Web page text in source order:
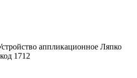
аппликационное Ляпко
1712